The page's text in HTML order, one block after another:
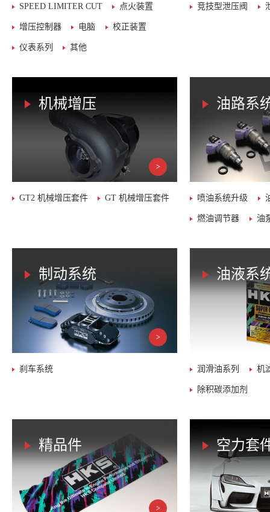
SPEED LIMITER CUT 点火装置
增压控制器 电脑 校正装置
仪表系列 其他
竞技型泄压阀
机械增压
GT2 机械增压套件 GT 机械增压套件
油路系
喷油系统升级
燃油调节器 油
制动系统
刹车系统
油液系
润滑油系列 机
除积碳添加剂
精品件 空力套